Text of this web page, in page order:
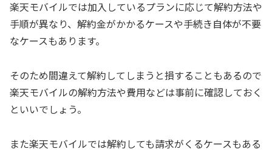
楽天モバイルでは加入しているプランに応じて解約方法や
手順が異なり、解約金がかかるケースや手続き自体が不要
なケースもあります。
そのため間違えて解約してしまうと損することもあるので
楽天モバイルの解約方法や費用などは事前に確認しておく
といいでしょう。
また楽天モバイルでは解約しても請求がくるケースもある